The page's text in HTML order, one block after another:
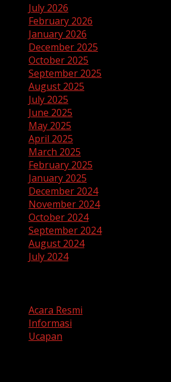
July 2026
February 2026
January 2026
December 2025
October 2025
September 2025
August 2025
July 2025
June 2025
May 2025
April 2025
March 2025
February 2025
January 2025
December 2024
November 2024
October 2024
September 2024
August 2024
July 2024
Acara Resmi
Informasi
Ucapan